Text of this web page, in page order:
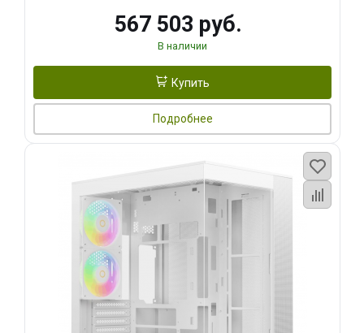
567 503 руб.
В наличии
Купить
Подробнее